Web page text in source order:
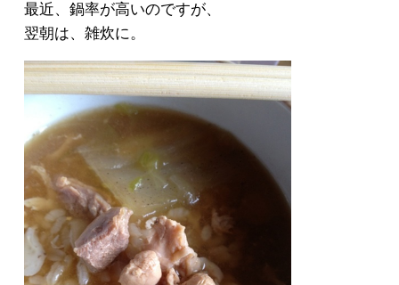
最近、鍋率が高いのですが、
翌朝は、雑炊に。